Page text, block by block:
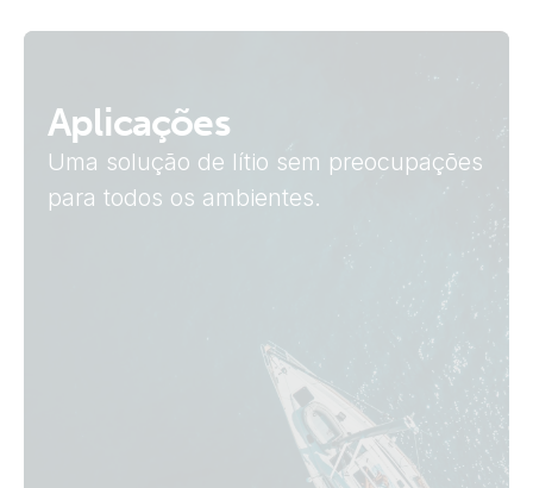
Aplicações
Uma solução de lítio sem preocupações
para todos os ambientes.